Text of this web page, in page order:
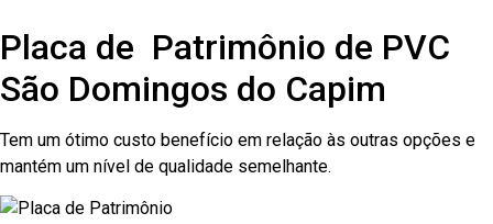
Placa de Patrimônio de PVC
São Domingos do Capim
Tem um ótimo custo benefício em relação às outras opções e
mantém um nível de qualidade semelhante.